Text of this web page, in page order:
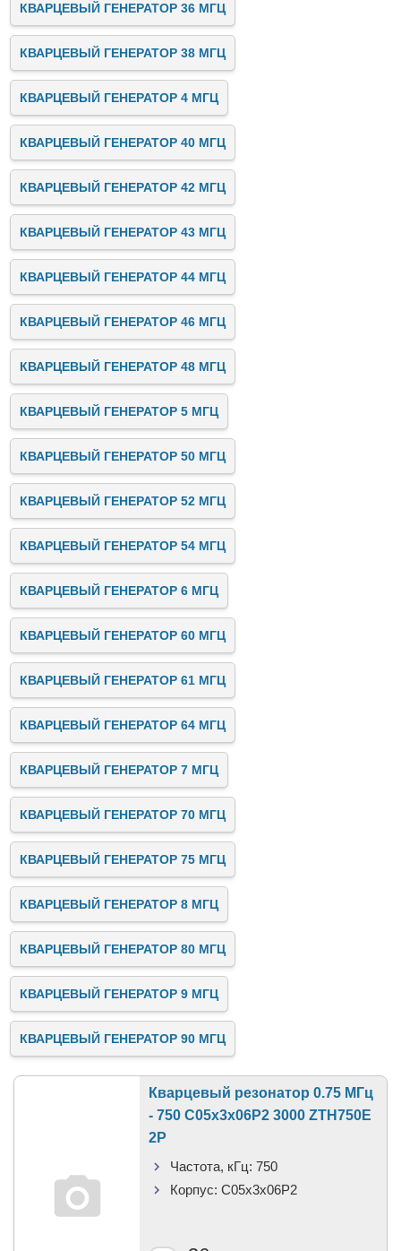
КВАРЦЕВЫЙ ГЕНЕРАТОР 36 МГЦ
КВАРЦЕВЫЙ ГЕНЕРАТОР 38 МГЦ
КВАРЦЕВЫЙ ГЕНЕРАТОР 4 МГЦ
КВАРЦЕВЫЙ ГЕНЕРАТОР 40 МГЦ
КВАРЦЕВЫЙ ГЕНЕРАТОР 42 МГЦ
КВАРЦЕВЫЙ ГЕНЕРАТОР 43 МГЦ
КВАРЦЕВЫЙ ГЕНЕРАТОР 44 МГЦ
КВАРЦЕВЫЙ ГЕНЕРАТОР 46 МГЦ
КВАРЦЕВЫЙ ГЕНЕРАТОР 48 МГЦ
КВАРЦЕВЫЙ ГЕНЕРАТОР 5 МГЦ
КВАРЦЕВЫЙ ГЕНЕРАТОР 50 МГЦ
КВАРЦЕВЫЙ ГЕНЕРАТОР 52 МГЦ
КВАРЦЕВЫЙ ГЕНЕРАТОР 54 МГЦ
КВАРЦЕВЫЙ ГЕНЕРАТОР 6 МГЦ
КВАРЦЕВЫЙ ГЕНЕРАТОР 60 МГЦ
КВАРЦЕВЫЙ ГЕНЕРАТОР 61 МГЦ
КВАРЦЕВЫЙ ГЕНЕРАТОР 64 МГЦ
КВАРЦЕВЫЙ ГЕНЕРАТОР 7 МГЦ
КВАРЦЕВЫЙ ГЕНЕРАТОР 70 МГЦ
КВАРЦЕВЫЙ ГЕНЕРАТОР 75 МГЦ
КВАРЦЕВЫЙ ГЕНЕРАТОР 8 МГЦ
КВАРЦЕВЫЙ ГЕНЕРАТОР 80 МГЦ
КВАРЦЕВЫЙ ГЕНЕРАТОР 9 МГЦ
КВАРЦЕВЫЙ ГЕНЕРАТОР 90 МГЦ
Кварцевый резонатор 0.75 МГц
- 750 C05x3x06P2 3000 ZTH750E
2P
Частота, кГц: 750
Корпус: C05x3x06P2